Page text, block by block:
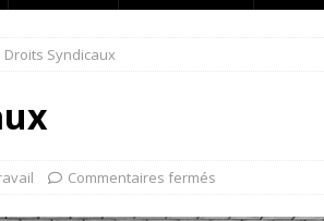
Droits Syndicaux
Commentaires fermés